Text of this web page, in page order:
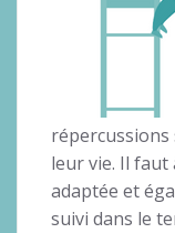
leur vie. Il faut
adaptée et
suivi dans le